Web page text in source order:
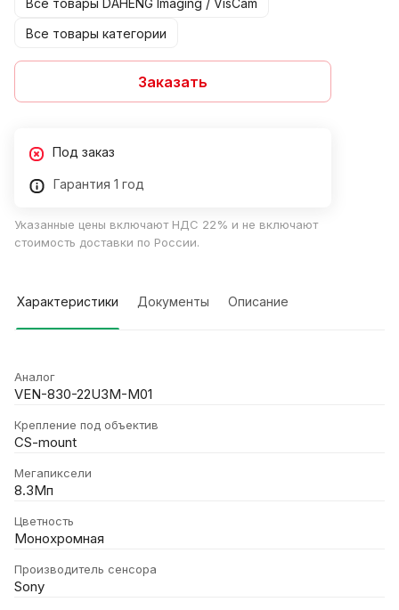
Все товары DAHENG Imaging / VisCam
Все товары категории
Заказать
Под заказ
Гарантия 1 год
Указанные цены включают НДС 22% и не включают
стоимость доставки по России.
Характеристики Документы Описание
Аналог
VEN-830-22U3M-M01
Крепление под объектив
CS-mount
Мегапиксели
8.3Мп
Цветность
Монохромная
Производитель сенсора
Sony